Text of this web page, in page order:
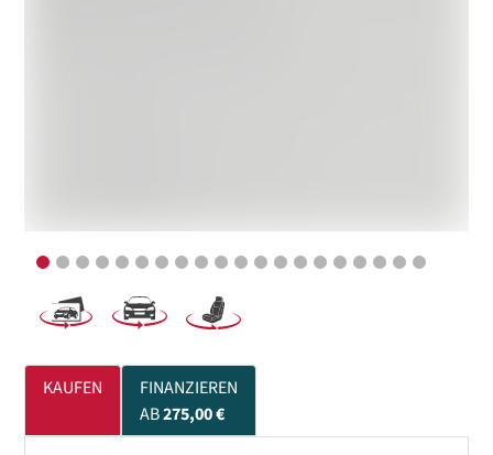
KAUFEN
FINANZIEREN
AB275,00 €